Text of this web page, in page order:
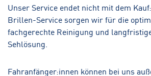
Unser Service endet nicht mit dem
Brillen-Service sorgen wir für die
fachgerechte Reinigung und
Sehlösung.
Fahranfänger:innen können bei uns